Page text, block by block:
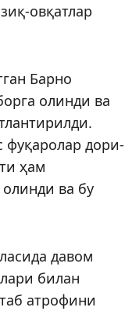
овқатлар
Барно
олинди ва
фуқаролар дори-
ҳам
ва бу
давом
билан
атрофини